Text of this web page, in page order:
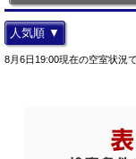
人気順 ▼
8月6日19:00現在の空室状況で